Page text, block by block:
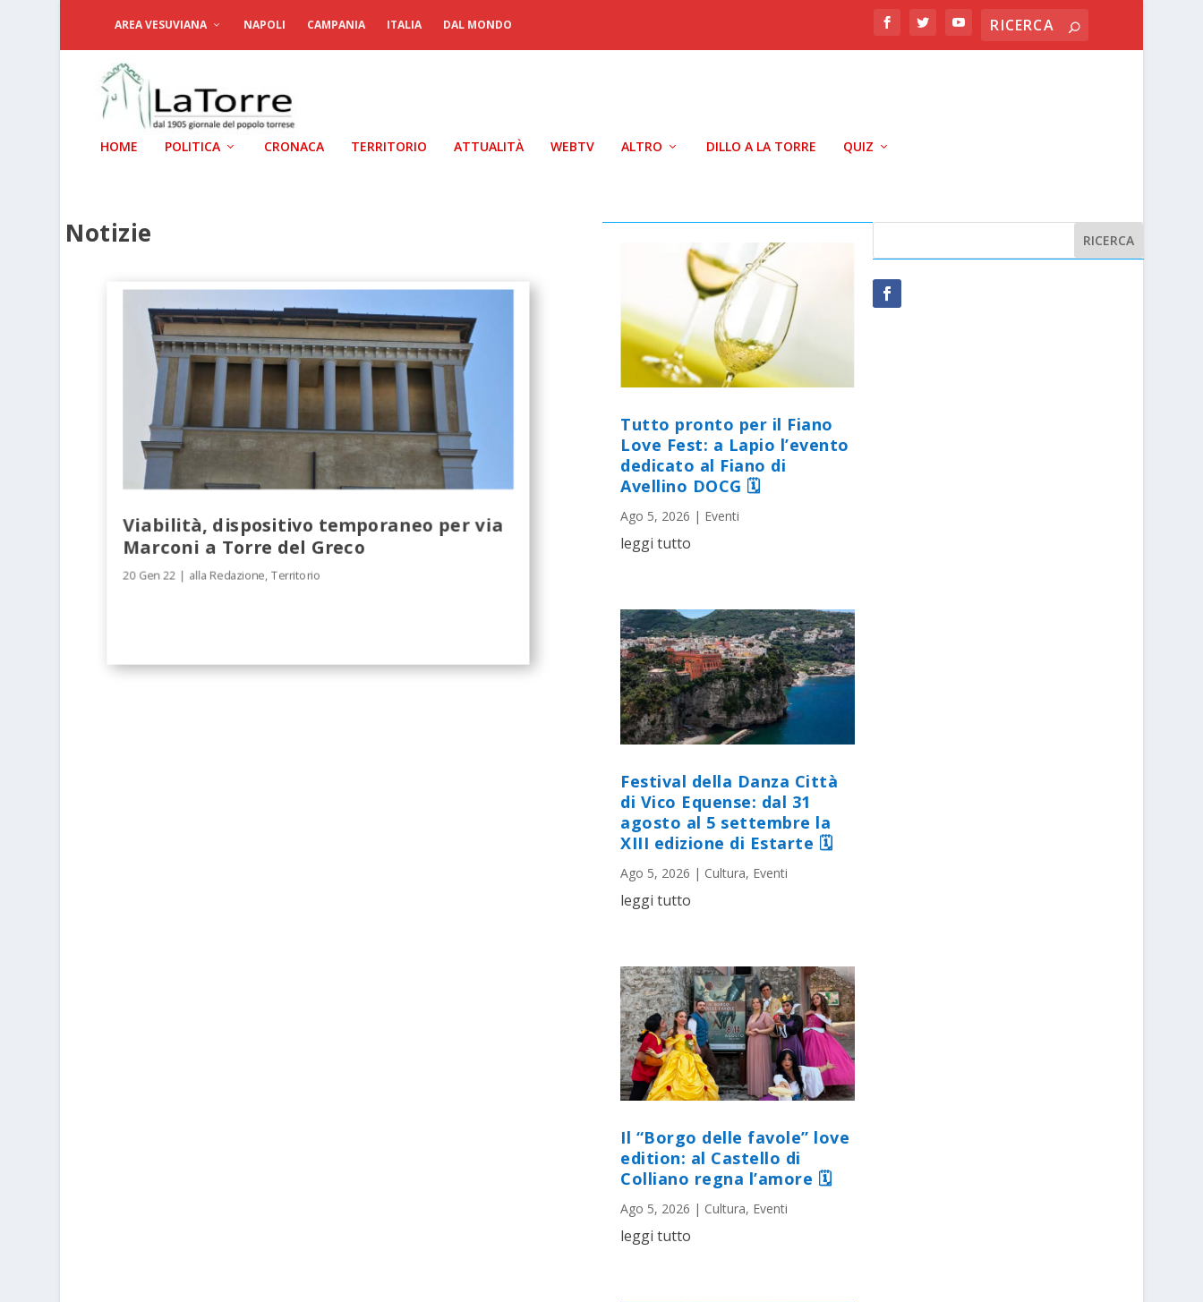
AREA VESUVIANA NAPOLI CAMPANIA ITALIA DAL MONDO
HOME POLITICA CRONACA TERRITORIO ATTUALITÀ WEBTV ALTRO DILLO A LA TORRE QUIZ
Notizie
Viabilità, dispositivo temporaneo per via
Marconi a Torre del Greco
20 Gen 22 | alla Redazione,Territorio
Tutto pronto per il Fiano
Love Fest: a Lapio l’evento
dedicato al Fiano di
Avellino DOCG 🗓
Ago 5, 2026 | Eventi
leggi tutto
Festival della Danza Città
di Vico Equense: dal 31
agosto al 5 settembre la
XIII edizione di Estarte 🗓
Ago 5, 2026 | Cultura, Eventi
leggi tutto
Il “Borgo delle favole” love
edition: al Castello di
Colliano regna l’amore 🗓
Ago 5, 2026 | Cultura, Eventi
leggi tutto